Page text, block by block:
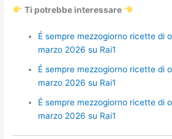
Ti potrebbe interessare
É sempre mezzogiorno ricette di
marzo 2026 su Rai1
É sempre mezzogiorno ricette di
marzo 2026 su Rai1
É sempre mezzogiorno ricette di
marzo 2026 su Rai1